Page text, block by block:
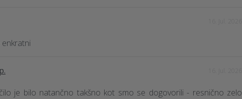
je bilo natančno takšno kot smo se dogovorili - resnično zelo